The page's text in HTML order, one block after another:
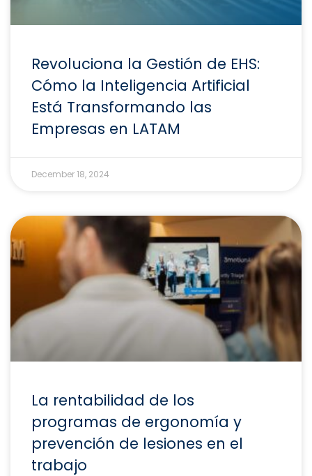
Revoluciona la Gestión de EHS:
Cómo la Inteligencia Artificial
Está Transformando las
Empresas en LATAM
December 18, 2024
La rentabilidad de los
programas de ergonomía y
prevención de lesiones en el
trabajo